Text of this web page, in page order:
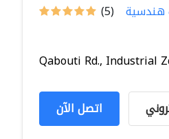
(5) هندسية
Qabouti Rd., Industrial
اتصل الآن